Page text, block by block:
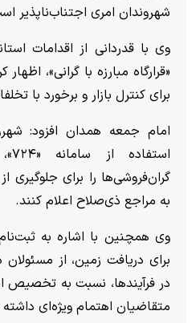
شهروندان امری اجتناب‌ناپذیر
وی با قدردانی از اقدامات
برای کنترل بازار و برخورد با
امام‌ جمعه همدان افزود:
گران‌فروشی‌ها را برای جلوگیری
به مراجع ذی‌صلاح اعلام کنند.
برای دریافت زمین، از
در فرآیندها، نسبت به تخصیص
متقاضیان اهتمام ویژه‌ای